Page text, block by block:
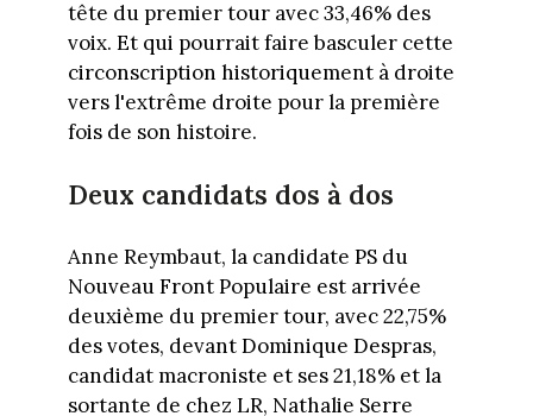
tête du premier tour avec 33,46% des
voix. Et qui pourrait faire basculer cette
circonscription historiquement à droite
vers l'extrême droite pour la première
fois de son histoire.
Deux candidats dos à dos
Anne Reymbaut, la candidate PS du
Nouveau Front Populaire est arrivée
deuxième du premier tour, avec 22,75%
des votes, devant Dominique Despras,
candidat macroniste et ses 21,18% et la
sortante de chez LR, Nathalie Serre